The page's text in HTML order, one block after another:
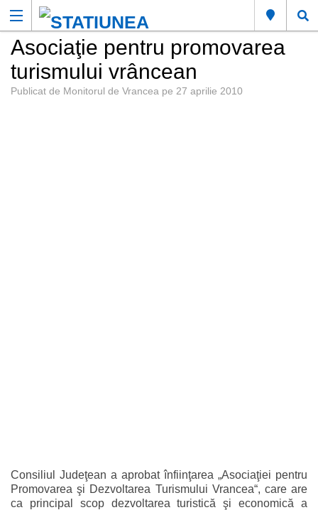
Asociaţie pentru promovarea
turismului vrâncean
Publicat de Monitorul de Vrancea pe 27 aprilie 2010
Consiliul Judeţean a aprobat înfiinţarea „Asociaţiei pentru
Promovarea şi Dezvoltarea Turismului Vrancea“, care are
ca principal scop dezvoltarea turistică şi economică a